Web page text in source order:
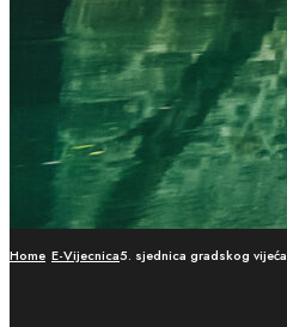
Home E-Vijecnica5. sjednica gradskog vijeća